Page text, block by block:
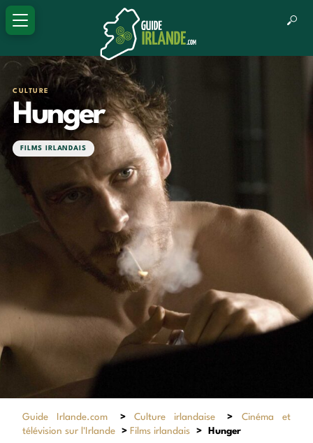
CULTURE
Hunger
FILMS IRLANDAIS
Guide Irlande.com > Culture irlandaise > Cinéma et
télévision sur l'Irlande
> Films irlandais > Hunger